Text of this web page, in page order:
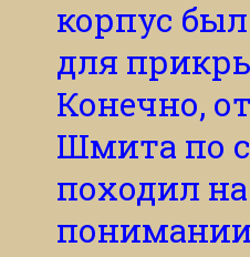
корпус
для
Конечно,
Шмита по
походил